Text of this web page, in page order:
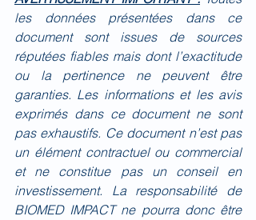
les données présentées dans ce
document sont issues de sources
réputées fiables mais dont l’exactitude
ou la pertinence ne peuvent être
garanties. Les informations et les avis
exprimés dans ce document ne sont
pas exhaustifs. Ce document n’est pas
un élément contractuel ou commercial
et ne constitue pas un conseil en
investissement. La responsabilité de
BIOMED IMPACT ne pourra donc être